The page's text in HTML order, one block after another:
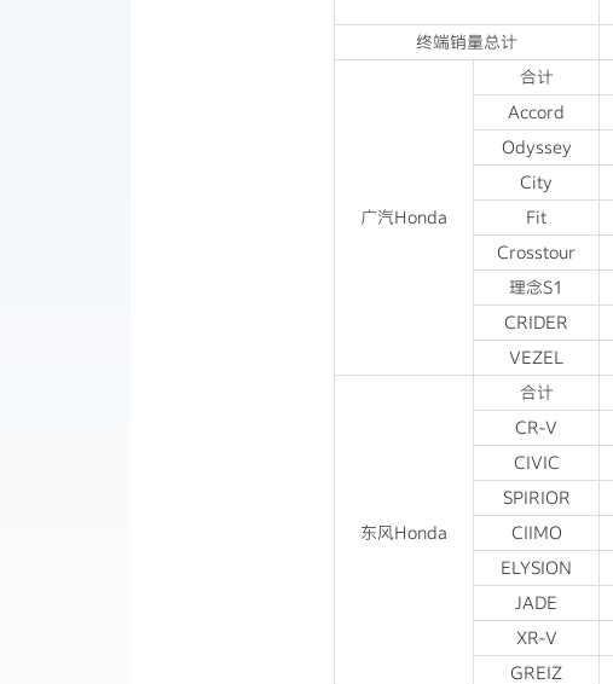
终端销量总计
广汽Honda
合计
Accord
Odyssey
City
Fit
Crosstour
理念S1
CRIDER
VEZEL
东风Honda
合计
CR-V
CIVIC
SPIRIOR
CIIMO
ELYSION
JADE
XR-V
GREIZ